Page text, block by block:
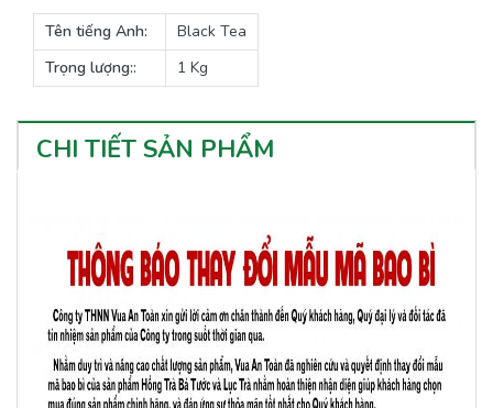
Tên tiếng Anh:
Black Tea
Trọng lượng::
1 Kg
CHI TIẾT SẢN PHẨM